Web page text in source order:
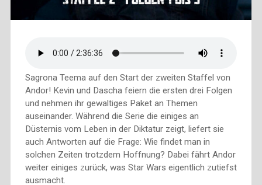
Sagrona Teema auf den Start der zweiten Staffel von
Andor! Kevin und Dascha feiern die ersten drei Folgen
und nehmen ihr gewaltiges Paket an Themen
auseinander. Während die Serie die einiges an
Düsternis vom Leben in der Diktatur zeigt, liefert sie
auch Antworten auf die Frage: Wie findet man in
solchen Zeiten trotzdem Hoffnung? Dabei fährt Andor
weiter einiges zurück, was Star Wars eigentlich zutiefst
ausmacht.